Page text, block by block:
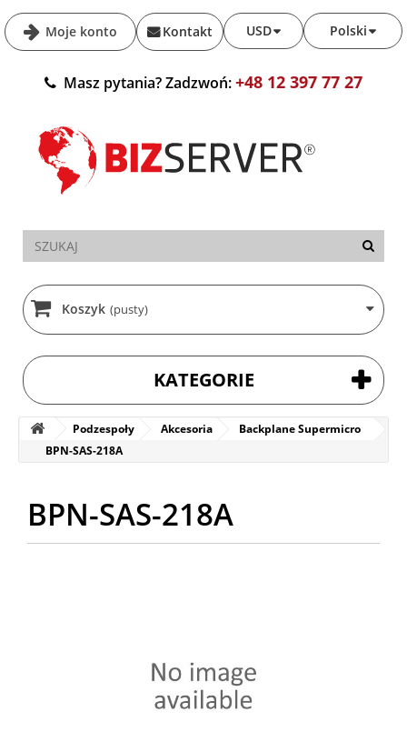
Moje konto Polski
USD
Kontakt
Masz pytania? Zadzwoń:+48 12 397 77 27
Koszyk (pusty)
KATEGORIE
Podzespoły Akcesoria
Backplane Supermicro
BPN-SAS-218A
BPN-SAS-218A